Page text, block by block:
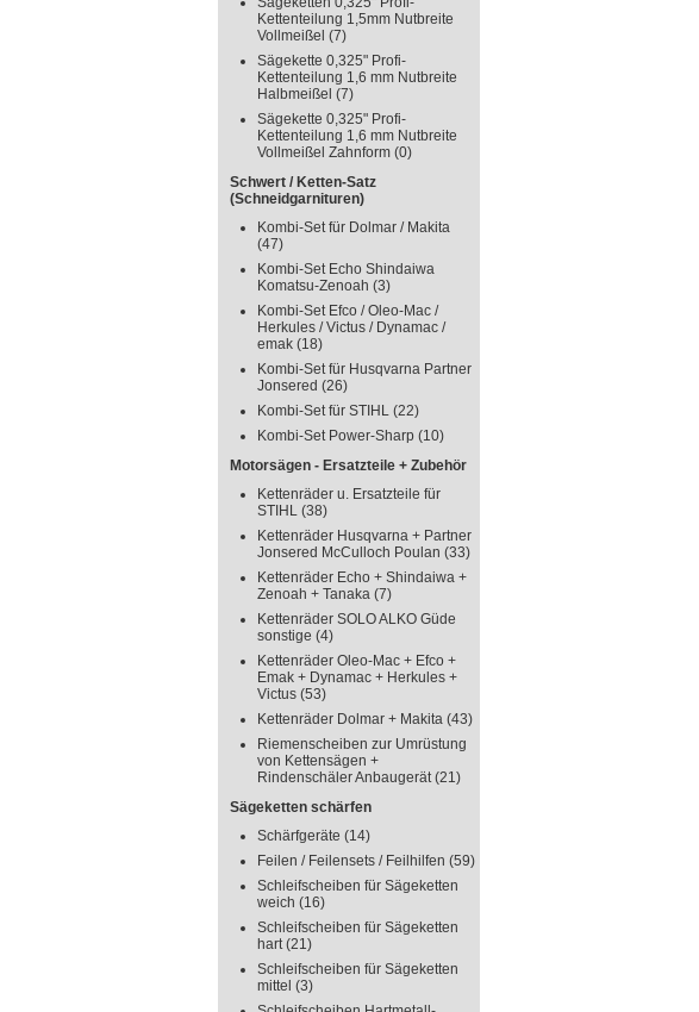
Kettenteilung 1,5mm Nutbreite
Vollmeißel (7)
Sägekette 0,325" Profi-
Kettenteilung 1,6 mm Nutbreite
Halbmeißel (7)
Sägekette 0,325" Profi-
Kettenteilung 1,6 mm Nutbreite
Vollmeißel Zahnform (0)
Schwert / Ketten-Satz
(Schneidgarnituren)
Kombi-Set für Dolmar / Makita
(47)
Kombi-Set Echo Shindaiwa
Komatsu-Zenoah (3)
Kombi-Set Efco / Oleo-Mac /
Herkules / Victus / Dynamac /
emak (18)
Kombi-Set für Husqvarna Partner
Jonsered (26)
Kombi-Set für STIHL (22)
Kombi-Set Power-Sharp (10)
Motorsägen - Ersatzteile + Zubehör
Kettenräder u. Ersatzteile für
STIHL (38)
Kettenräder Husqvarna + Partner
Jonsered McCulloch Poulan (33)
Kettenräder Echo + Shindaiwa +
Zenoah + Tanaka (7)
Kettenräder SOLO ALKO Güde
sonstige (4)
Kettenräder Oleo-Mac + Efco +
Emak + Dynamac + Herkules +
Victus (53)
Kettenräder Dolmar + Makita (43)
Riemenscheiben zur Umrüstung
von Kettensägen +
Rindenschäler Anbaugerät(21)
Sägeketten schärfen
Schärfgeräte (14)
Feilen / Feilensets / Feilhilfen (59)
Schleifscheiben für Sägeketten
weich (16)
Schleifscheiben für Sägeketten
hart(21)
Schleifscheiben für Sägeketten
mittel (3)